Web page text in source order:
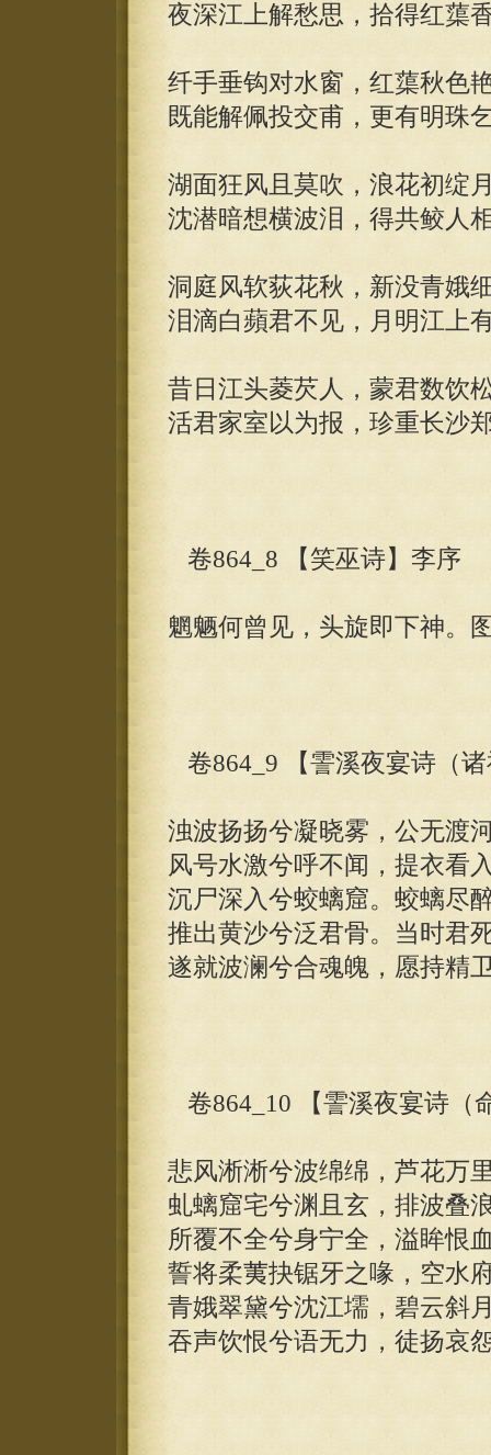
夜深江上解愁思，拾得红蕖
纤手垂钩对水窗，红蕖秋色
既能解佩投交甫，更有明珠
湖面狂风且莫吹，浪花初绽
沈潜暗想横波泪，得共鲛人
洞庭风软荻花秋，新没青娥
泪滴白蘋君不见，月明江上
昔日江头菱芡人，蒙君数饮
活君家室以为报，珍重长沙
卷864_8 【笑巫诗】李序
魍魉何曾见，头旋即下神。
卷864_9 【霅溪夜宴诗（
浊波扬扬兮凝晓雾，公无渡
风号水激兮呼不闻，提衣看
沉尸深入兮蛟螭窟。蛟螭尽
推出黄沙兮泛君骨。当时君
遂就波澜兮合魂魄，愿持精
卷864_10 【霅溪夜宴诗（
悲风淅淅兮波绵绵，芦花万
虬螭窟宅兮渊且玄，排波叠
所覆不全兮身宁全，溢眸恨
誓将柔荑抉锯牙之喙，空水
青娥翠黛兮沈江壖，碧云斜
吞声饮恨兮语无力，徒扬哀